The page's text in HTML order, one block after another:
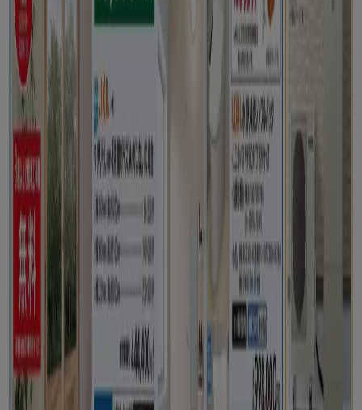
8/14 日まで有効さいたま市
カインズホーム
モザイクモール港北店OPEN協賛セール88号
8/21 日まで有効さいたま市
もっと見る
広告